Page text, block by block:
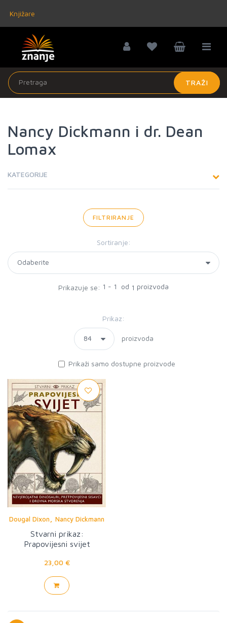
Knjižare
TRAŽI
Nancy Dickmann i dr. Dean
Lomax
KATEGORIJE
FILTRIRANJE
Sortiranje:
Prikazuje se: 1 - 1 od 1 proizvoda
Prikaz:
proizvoda
Prikaži samo dostupne proizvode
Dougal Dixon
Nancy Dickmann
i dr. Dean Lomax
Stvarni prikaz:
Prapovijesni svijet
23,00 €